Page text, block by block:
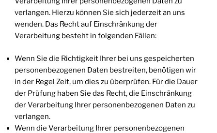
verlangen. Hierzu können Sie sich jederzeit an uns
wenden. Das Recht auf Einschränkung der
Verarbeitung besteht in folgenden Fällen:
Wenn Sie die Richtigkeit Ihrer bei uns gespeicherten
personenbezogenen Daten bestreiten, benötigen wir
in der Regel Zeit, um dies zu überprüfen. Für die Dauer
der Prüfung haben Sie das Recht, die Einschränkung
der Verarbeitung Ihrer personenbezogenen Daten zu
verlangen.
Wenn die Verarbeitung Ihrer personenbezogenen